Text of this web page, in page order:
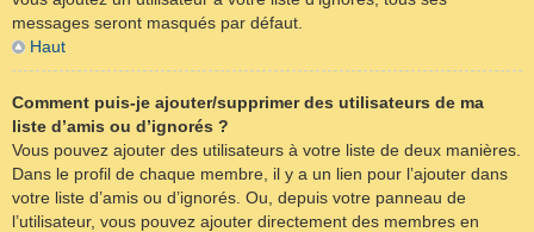
messages seront masqués par défaut.
Haut
Comment puis-je ajouter/supprimer des utilisateurs de ma
liste d’amis ou d’ignorés ?
Vous pouvez ajouter des utilisateurs à votre liste de deux manières.
Dans le profil de chaque membre, il y a un lien pour l’ajouter dans
votre liste d’amis ou d’ignorés. Ou, depuis votre panneau de
l’utilisateur, vous pouvez ajouter directement des membres en